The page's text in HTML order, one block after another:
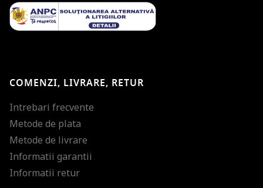
COMENZI, LIVRARE, RETUR
Intrebari frecvente
Metode de plata
Metode de livrare
Informatii garantii
Informatii retur